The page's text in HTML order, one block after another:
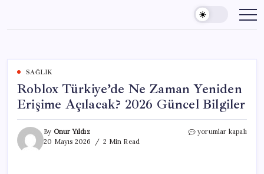
content
SAĞLIK
Roblox Türkiye’de Ne Zaman Yeniden
Erişime Açılacak? 2026 Güncel Bilgiler
By Onur Yıldız
20 Mayıs 2026
2 Min Read
Roblox
yorumlar kapalı